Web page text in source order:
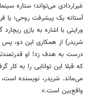
غیراردادی می‌تواند؛ ستاره‌
آستانه یک پیشرفت روحی؛ یا
ورایتی با اشاره به بازی
درست به هدف زد! او
که قبلا این توانایی را به کار
می‌ماند. شریدر، نویسنده
واقع‌بین است.»